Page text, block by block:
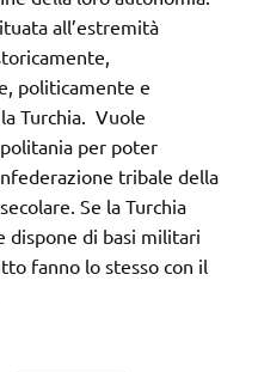
all’estremità
politicamente e
Turchia. Vuole
per poter
tribale della
Se la Turchia
dispone di basi militari
fanno lo stesso con il